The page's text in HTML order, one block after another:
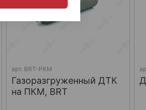
арт. BRT-PKM
Газоразгруженный ДТК
на ПКМ, BRT